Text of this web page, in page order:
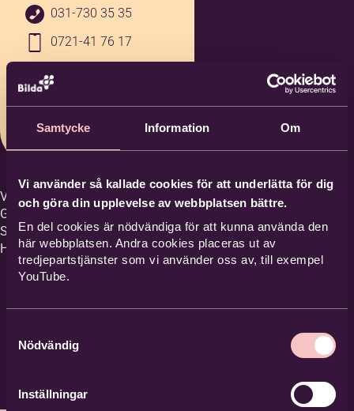
Samtycke Information Om
Vi använder så kallade cookies för att underlätta för dig
och göra din upplevelse av webbplatsen bättre.
En del cookies är nödvändiga för att kunna använda den
här webbplatsen. Andra cookies placeras ut av
tredjepartstjänster som vi använder oss av, till exempel
YouTube.
Nödvändig
Inställningar
031-730 35 35
0721-41 76 17
ilda.nu
Verksamhetsområde
Göteborgsregionen,
Sjuhärad och Norra
Halland.